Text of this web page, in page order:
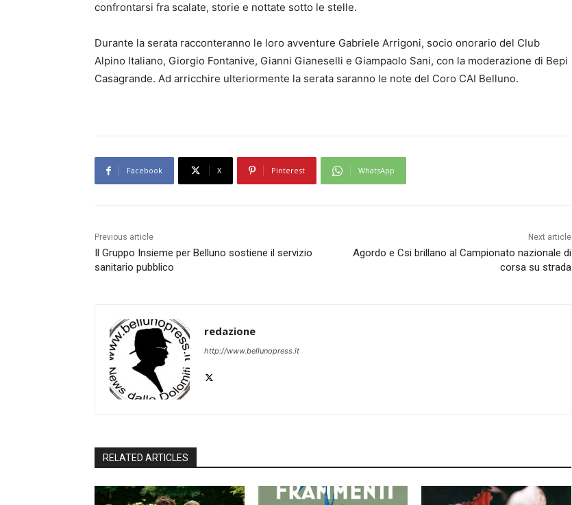
confrontarsi fra scalate, storie e nottate sotto le stelle.
Durante la serata racconteranno le loro avventure Gabriele Arrigoni, socio onorario del Club
Alpino Italiano, Giorgio Fontanive, Gianni Gianeselli e Giampaolo Sani, con la moderazione di Bepi
Casagrande. Ad arricchire ulteriormente la serata saranno le note del Coro CAI Belluno.
Facebook X Pinterest WhatsApp
Previous article
Il Gruppo Insieme per Belluno sostiene il servizio
sanitario pubblico
Next article
Agordo e Csi brillano al Campionato nazionale di
corsa su strada
redazione
http://www.bellunopress.it
RELATED ARTICLES